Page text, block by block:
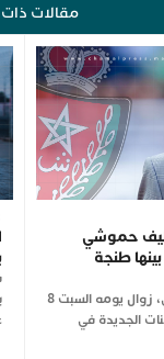
مقالات
حموشي
بـ13 مدينة بينها طنجة
أعلنت المديرية العامة للأمن الوطني، زوال يومه السبت 8
الجديدة في